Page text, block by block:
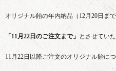
オリジナル飴の年内納品（12月20日ま
「11月22日のご注文まで」 とさせてい
11月22日以降ご注文のオリジナル飴に